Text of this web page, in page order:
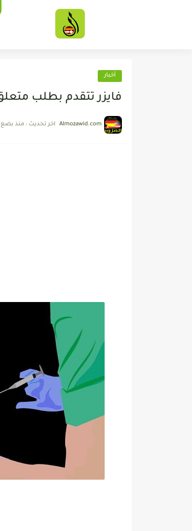
أخبار
فايزر تتقدم بطلب
Almozawid.com اخر تحديث : منذ بضع